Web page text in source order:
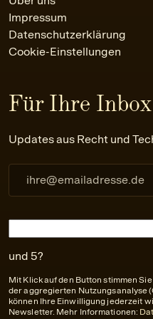
Impressum
Datenschutzerklärung
Cookie-Einstellungen
Für Ihre Inbox
Updates aus Recht und
und 5?
Mit Klick auf den Button stimmen
der aggregierten Nutzungsanalyse
können Ihre Einwilligung jederzeit
Newsletter. Mehr Informationen: